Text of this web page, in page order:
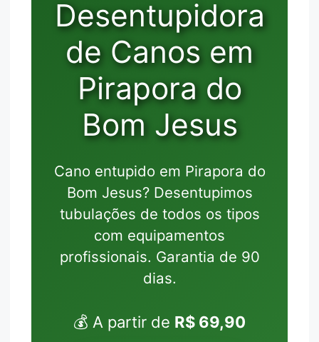
Desentupidora
de Canos em
Pirapora do
Bom Jesus
Cano entupido em Pirapora do
Bom Jesus? Desentupimos
tubulações de todos os tipos
com equipamentos
profissionais. Garantia de 90
dias.
💰 A partir de R$ 69,90